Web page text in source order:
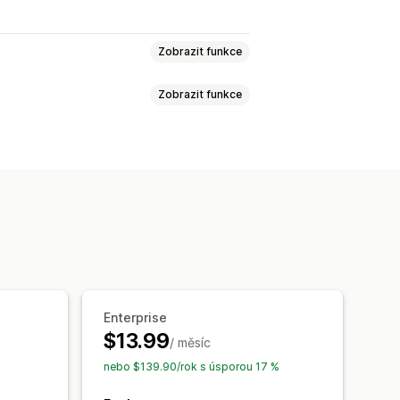
Zobrazit funkce
sítích
Import a export Migrace recenzí
Zobrazit funkce
Enterprise
$13.99/ měsíc
nebo $139.90/rok s úsporou 17 %